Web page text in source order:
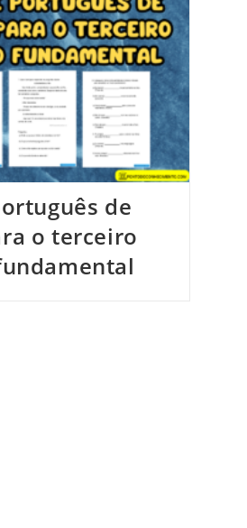
de
o terceiro